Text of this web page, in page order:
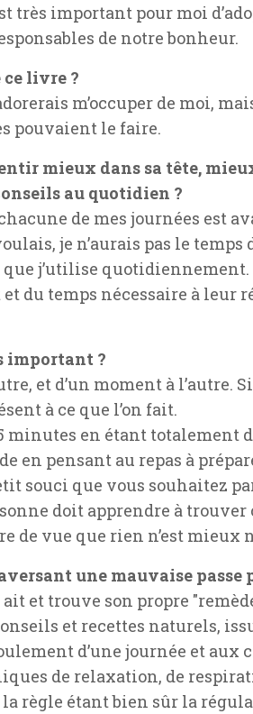
très important pour moi
de notre bonheur.
ce livre ?
m’occuper de moi,
pouvaient le faire.
mieux dans sa tête,
au quotidien ?
de mes journées est
je n’aurais pas le
j’utilise
du temps nécessaire à
important ?
et d’un moment à l’autre.
à ce que l’on fait.
en étant totalement
en pensant au repas à
souci que vous souhaitez
doit apprendre à
de vue que rien n’est
une mauvaise passe
et trouve son propre
et recettes naturels,
d’une journée et
de relaxation, de
règle étant bien sûr la